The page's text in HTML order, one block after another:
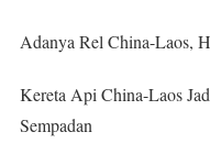
Adanya Rel China-Laos,
Kereta Api China-Laos
Sempadan